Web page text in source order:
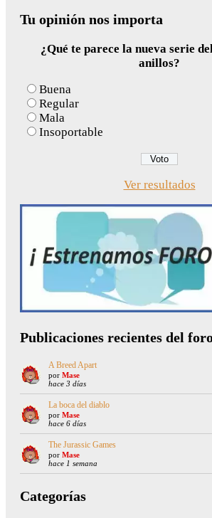
Tu opinión nos importa
¿Qué te parece la nueva serie
anillos?
Buena
Regular
Mala
Insoportable
Ver resultados
Publicaciones recientes del
A Breed Apart
por Mase
hace 3 días
La boca del diablo
por Mase
hace 6 días
The Jurassic Games
por Mase
hace 1 semana
Categorías